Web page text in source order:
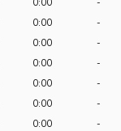
0:00
-
0:00
-
0:00
-
0:00
-
0:00
-
0:00
-
0:00 -